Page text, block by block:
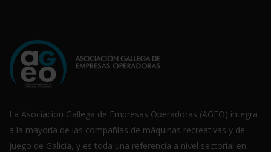
La Asociación Gallega de Empresas Operadoras (AGEO) integra
a la mayoría de las compañías de máquinas recreativas y de
juego de Galicia, y es toda una referencia a nivel sectorial en